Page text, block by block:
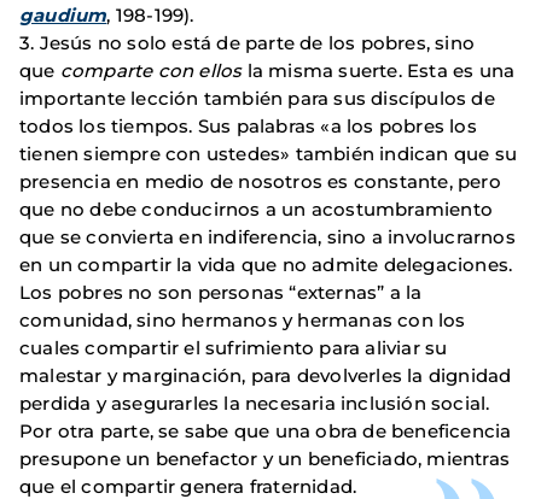
gaudium, 198-199).
3. Jesús no solo está de parte de los pobres, sino
que comparte con ellosla misma suerte. Esta es una
importante lección también para sus discípulos de
todos los tiempos. Sus palabras «a los pobres los
tienen siempre con ustedes» también indican que su
presencia en medio de nosotros es constante, pero
que no debe conducirnos a un acostumbramiento
que se convierta en indiferencia, sino a involucrarnos
en un compartir la vida que no admite delegaciones.
Los pobres no son personas “externas” a la
comunidad, sino hermanos y hermanas con los
cuales compartir el sufrimiento para aliviar su
malestar y marginación, para devolverles la dignidad
perdida y asegurarles la necesaria inclusión social.
Por otra parte, se sabe que una obra de beneficencia
presupone un benefactor y un beneficiado, mientras
que el compartir genera fraternidad.